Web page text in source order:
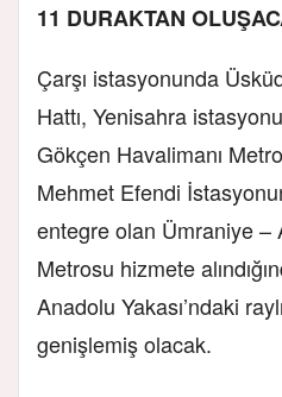
11 DURAKTAN
Çarşı istasyonunda
Hattı, Yenisahra
Gökçen Havalimanı
Mehmet Efendi
entegre olan Ümraniye –
Metrosu hizmete
Anadolu Yakası’ndaki
genişlemiş olacak.